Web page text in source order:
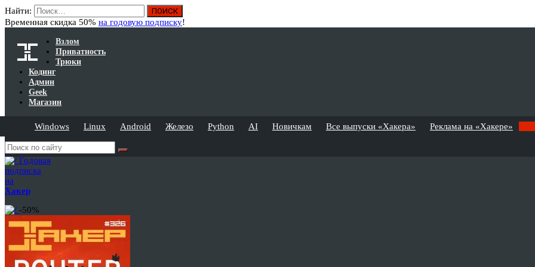
Найти:
Временная скидка 50% на годовую подписку!
Взлом
Приватность
Трюки
Кодинг
Админ
Geek
Магазин
Windows Linux Android Железо Python AI Новичкам Все выпуски «Хакера» Реклама на «Хакере»
Годовая
подписка
на
Хакер
-50%